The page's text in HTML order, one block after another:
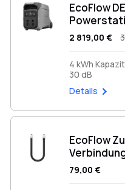
EcoFlow
2 819,00 €
4 kWh
30 dB
Details
EcoFlow
79,00 €